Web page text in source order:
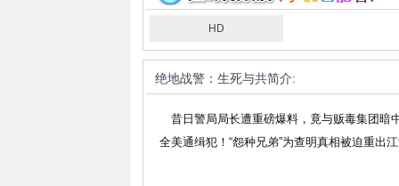
HD
绝地战警：生死与共简介:
昔日警局局长遭重磅爆料，竟与贩毒集团暗
全美通缉犯！“怨种兄弟”为查明真相被迫重出